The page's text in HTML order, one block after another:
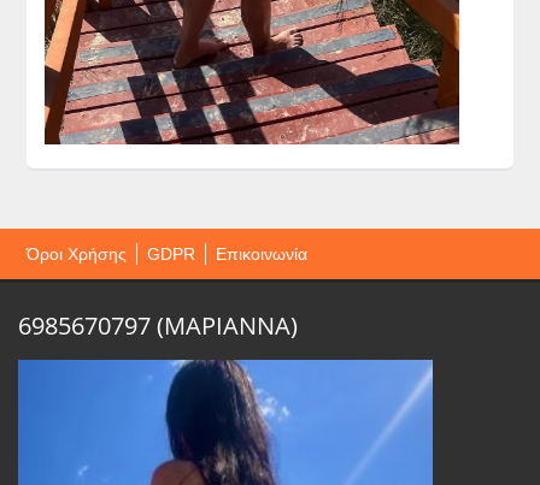
Όροι Χρήσης GDPR Επικοινωνία
6985670797 (ΜΑΡΙΑΝΝΑ)